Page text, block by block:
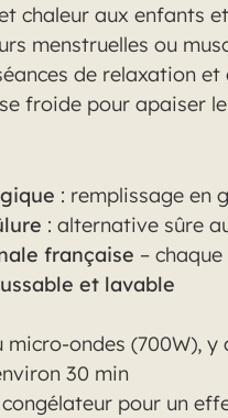
chaleur aux enfants
menstruelles ou
de relaxation
froide pour apaiser
: remplissage en
: alternative sûre
française –
et lavable
micro-ondes (700W),
30 min
congélateur pour un